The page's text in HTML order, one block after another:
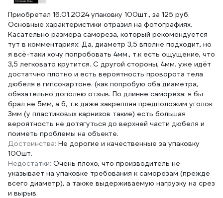
Приобретал 16.01.2024 упаковку 100шт., за 125 руб.
Основные характеристики отразил на фотографиях.
Касательно размера самореза, который рекомендуется
тут в комментариях: Да, диаметр 3,5 вполне подходит, но
я всё-таки хочу попробовать 4мм., т.к есть ощущение, что
3,5 легковато крутится. С другой стороны, 4мм. уже идёт
достатчно плотно и есть вероятность проворота тела
дюбеля в гипсокартоне. (как попробую оба диаметра,
обязательно дополню отзыв. По длинне самореза: я бы
брал не 5мм, а 6, т.к даже закрепляя предположим уголок
3мм (у пластиковых карнизов такие) есть большая
вероятность не дотягуться до верхней части дюбеля и
поиметь проблемы на объекте.
Достоинства: Не дорогие и качественные за упаковку
100шт.
Недостатки: Очень плохо, что производитель не
указывает на упаковке требования к саморезам (прежде
всего диаметр), а также выдерживаемую нагрузку на срез
и вырыв.